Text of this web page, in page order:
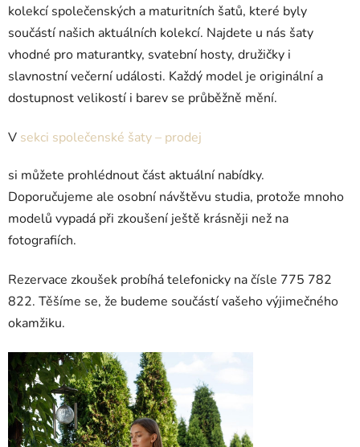
kolekcí společenských a maturitních šatů, které byly
součástí našich aktuálních kolekcí. Najdete u nás šaty
vhodné pro maturantky, svatební hosty, družičky i
slavnostní večerní události. Každý model je originální a
dostupnost velikostí i barev se průběžně mění.
V sekci společenské šaty – prodej
si můžete prohlédnout část aktuální nabídky.
Doporučujeme ale osobní návštěvu studia, protože mnoho
modelů vypadá při zkoušení ještě krásněji než na
fotografiích.
Rezervace zkoušek probíhá telefonicky na čísle 775 782
822. Těšíme se, že budeme součástí vašeho výjimečného
okamžiku.